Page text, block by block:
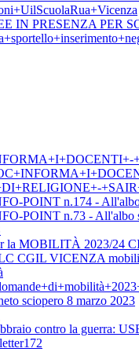
IN PRESENZA PER
POINT n.174 - All'albo
POINT n.73 - All'albo
la MOBILITÀ 2023/24
CGIL VICENZA
sciopero 8 marzo 2023
contro la guerra: